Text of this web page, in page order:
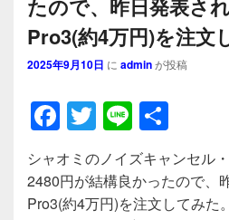
たので、昨日発表さ
Pro3(約4万円)を注文
2025年9月10日 に adminが投稿
F
a
c
e
T
wi
tt
er
Li
n
e
有
シャオミのノイズキャンセル
2480円が結構良かったので、
Pro3(約4万円)を注文してみた